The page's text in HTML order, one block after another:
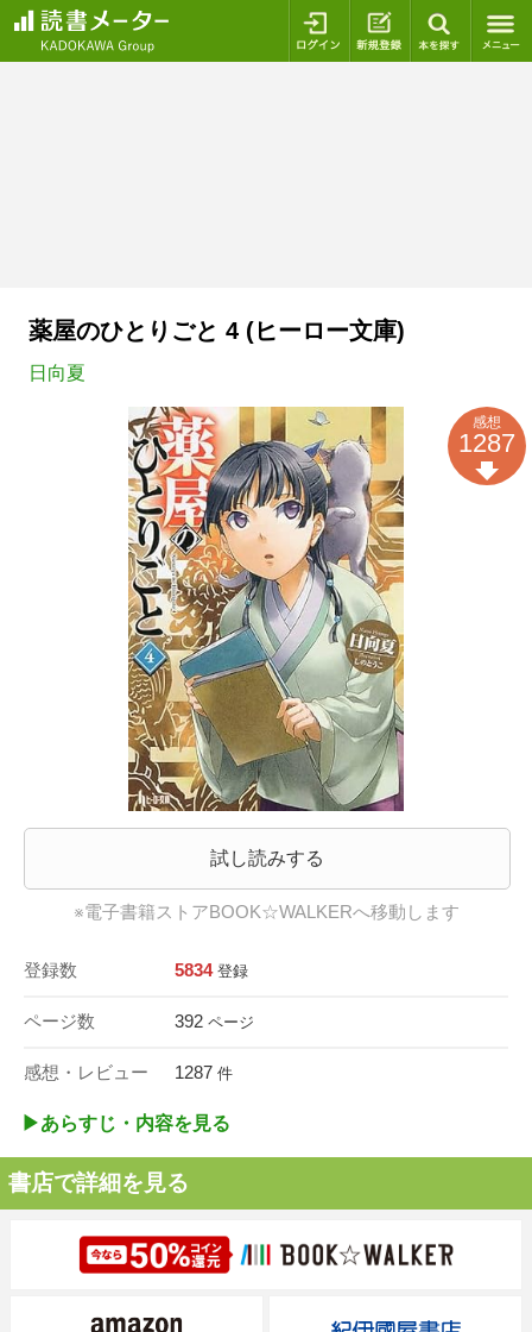
ログイン 新規登録
薬屋のひとりごと 4 (ヒーロー文庫)
日向夏
試し読みする
※電子書籍ストアBOOK☆WALKERへ移動します
登録数 5834 登録
ページ数 392 ページ
感想・レビュー 1287 件
感想
1287
▶︎あらすじ・内容を見る
書店で詳細を見る